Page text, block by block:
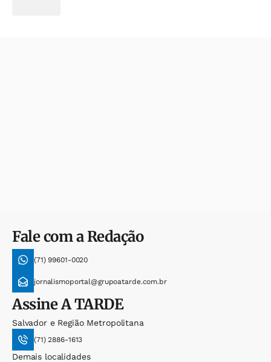
Fale com a Redação
(71) 99601-0020
jornalismoportal@grupoatarde.com.br
AssineA TARDE
Salvador e Região Metropolitana
(71) 2886-1613
Demais localidades